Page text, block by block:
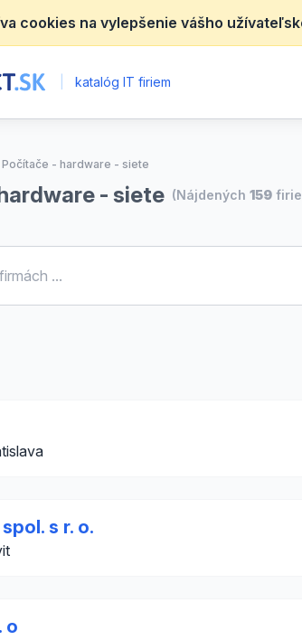
cookies na vylepšenie vášho
katalóg IT firiem
Počítače - hardware - siete
- siete (Nájdených 159
s r. o.
o